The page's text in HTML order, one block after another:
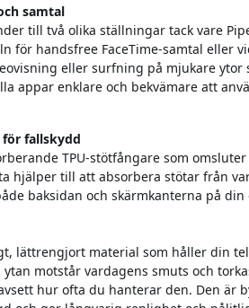
samtal
till två olika ställningar tack vare
för handsfree FaceTime-samtal eller
eller surfning på mjukare ytor
appar enklare och bekvämare att
fallskydd
TPU-stötfångare som
hjälper till att absorbera stötar från
baksidan och skärmkanterna på din
lättrengjort material som håller din
motstår vardagens smuts och
hur ofta du hanterar den. Den är